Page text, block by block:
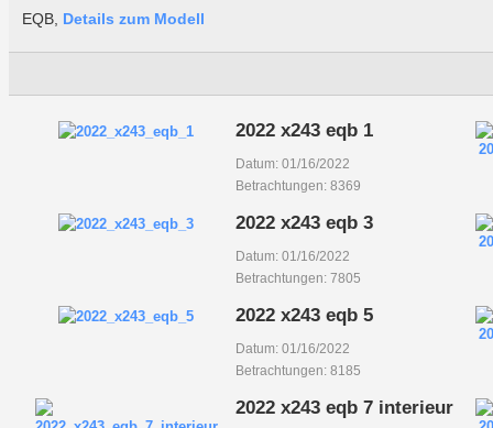
EQB, Details zum Modell
2022 x243 eqb 1
Datum: 01/16/2022
Betrachtungen: 8369
2022 x243 eqb 3
Datum: 01/16/2022
Betrachtungen: 7805
2022 x243 eqb 5
Datum: 01/16/2022
Betrachtungen: 8185
2022 x243 eqb 7 interieur